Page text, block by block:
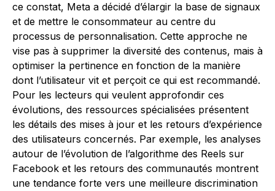
ce constat, Meta a décidé d’élargir la base de signaux
et de mettre le consommateur au centre du
processus de personnalisation. Cette approche ne
vise pas à supprimer la diversité des contenus, mais à
optimiser la pertinence en fonction de la manière
dont l’utilisateur vit et perçoit ce qui est recommandé.
Pour les lecteurs qui veulent approfondir ces
évolutions, des ressources spécialisées présentent
les détails des mises à jour et les retours d’expérience
des utilisateurs concernés. Par exemple, les analyses
autour de l’évolution de l’algorithme des Reels sur
Facebook et les retours des communautés montrent
une tendance forte vers une meilleure discrimination